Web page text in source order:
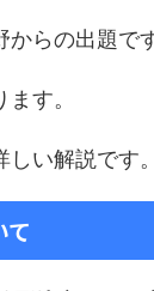
からの出題で
ます。
い解説です。
て